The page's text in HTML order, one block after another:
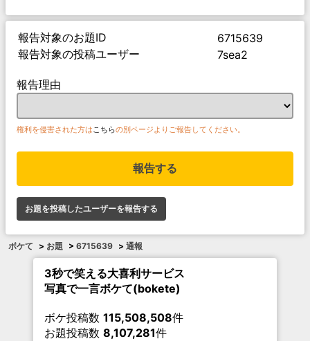
報告対象のお題ID
6715639
報告対象の投稿ユーザー
7sea2
報告理由
権利を侵害された方はこちらの別ページよりご報告してください。
報告する
お題を投稿したユーザーを報告する
ボケて > お題 > 6715639 > 通報
3秒で笑える大喜利サービス
写真で一言ボケて(bokete)
ボケ投稿数 115,508,508件
お題投稿数 8,107,281件